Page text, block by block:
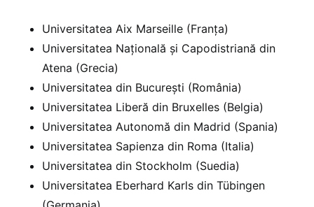
Universitatea Aix Marseille (Franța)
Universitatea Națională și Capodistriană din
Atena (Grecia)
Universitatea din București (România)
Universitatea Liberă din Bruxelles (Belgia)
Universitatea Autonomă din Madrid (Spania)
Universitatea Sapienza din Roma (Italia)
Universitatea din Stockholm (Suedia)
Universitatea Eberhard Karls din Tübingen